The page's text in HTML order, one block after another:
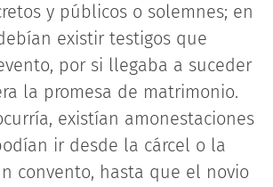
y públicos o solemnes; en
existir testigos que
por si llegaba a suceder
la promesa de matrimonio.
existían amonestaciones
ir desde la cárcel o la
convento, hasta que el novio